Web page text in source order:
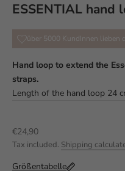
ESSENTIAL hand
über 5000 KundInnen lieben
Hand loop to extend the
straps.
Length of the hand loop 24
Sale price
€24,90
Tax included. Shipping
Größentabelle